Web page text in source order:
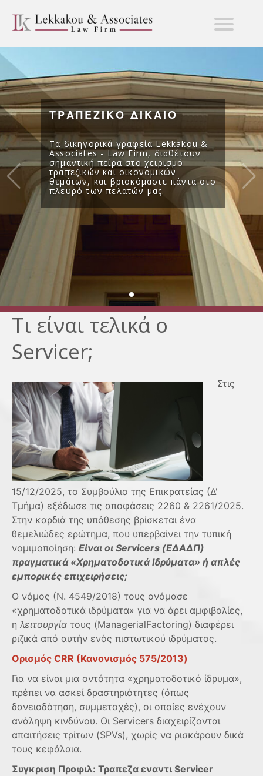
ΤΡΑΠΕΖΙΚΟ ΔΙΚΑΙΟ
Τα δικηγορικά γραφεία Lekkakou &
Associates - Law Firm, διαθέτουν
σημαντική πείρα στο χειρισμό
τραπεζικών και οικονομικών
θεμάτων, και βρισκόμαστε πάντα στο
πλευρό των πελατών μας.
Τι είναι τελικά ο
Servicer;
Στις
15/12/2025, το Συμβούλιο της Επικρατείας (Δ'
Τμήμα) εξέδωσε τις αποφάσεις 2260 & 2261/2025.
Στην καρδιά της υπόθεσης βρίσκεται ένα
θεμελιώδες ερώτημα, που υπερβαίνει την τυπική
νομιμοποίηση: Είναι οι Servicers (ΕΔΑΔΠ)
πραγματικά «Χρηματοδοτικά Ιδρύματα» ή απλές
εμπορικές επιχειρήσεις;
Ο νόμος (Ν. 4549/2018) τους ονόμασε
«χρηματοδοτικά ιδρύματα» για να άρει αμφιβολίες,
η λειτουργία τους (ManagerialFactoring) διαφέρει
ριζικά από αυτήν ενός πιστωτικού ιδρύματος.
Ορισμός CRR (Κανονισμός 575/2013)
Για να είναι μια οντότητα «χρηματοδοτικό ίδρυμα»,
πρέπει να ασκεί δραστηριότητες (όπως
δανειοδότηση, συμμετοχές), οι οποίες ενέχουν
ανάληψη κινδύνου. Οι Servicers διαχειρίζονται
απαιτήσεις τρίτων (SPVs), χωρίς να ρισκάρουν δικά
τους κεφάλαια.
Συγκριση Προφιλ: Τραπεζα εναντι Servicer